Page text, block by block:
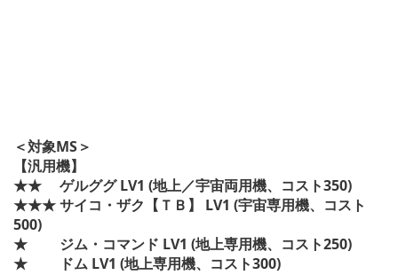
＜対象MS＞
【汎用機】
★★ ゲルググ LV1 (地上／宇宙両用機、コスト350)
★★★ サイコ・ザク【ＴＢ】 LV1 (宇宙専用機、コスト
500)
★ ジム・コマンド LV1 (地上専用機、コスト250)
★ ドム LV1 (地上専用機、コスト300)